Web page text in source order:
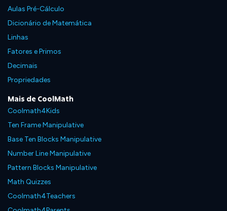
Aulas Pré-Cálculo
Dicionário de Matemática
Linhas
Fatores e Primos
Decimais
Propriedades
Mais de CoolMath
Coolmath4Kids
Ten Frame Manipulative
Base Ten Blocks Manipulative
Number Line Manipulative
Pattern Blocks Manipulative
Math Quizzes
Coolmath4Teachers